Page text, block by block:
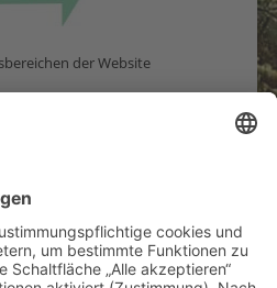
der Website